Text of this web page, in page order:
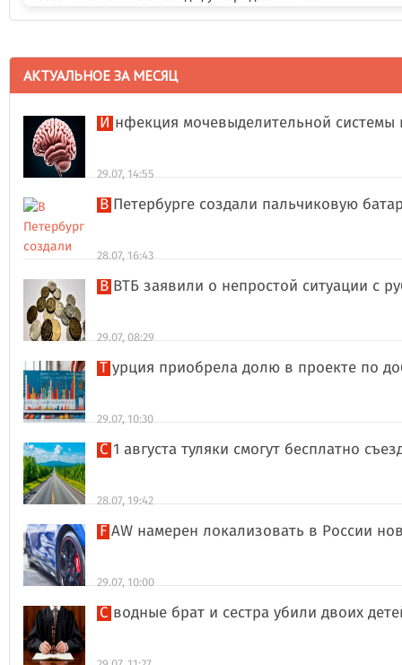
АКТУАЛЬНОЕ ЗА МЕСЯЦ
Инфекция мочевыделительной
29.07, 14:55
В Петербурге создали пальчиковую
28.07, 16:43
В ВТБ заявили о непростой ситуации с
29.07, 08:29
Турция приобрела долю в проекте по
29.07, 10:30
С 1 августа туляки смогут бесплатно
28.07, 19:42
FAW намерен локализовать в России
29.07, 10:00
Сводные брат и сестра убили двоих